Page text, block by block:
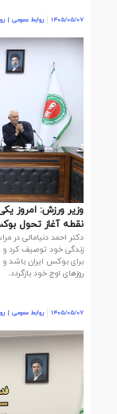
1405/05/07 روابط عمومی |
وزیر ورزش: امروز
نقطه آغاز تحول
دکتر احمد دنیامالی در
زندگی خود توصیف کرد و
برای بوکس ایران باشد
روزهای اوج خود بازگردد.
1405/05/07 روابط عمومی |